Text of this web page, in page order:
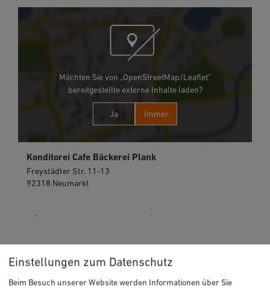
Möchten Sie von „OpenStreetMap/Leaflet“
bereitgestellte externe Inhalte laden?
Ja Immer
Konditorei Cafe Bäckerei Plank
Freystädter Str. 11-13
92318 Neumarkt
Einstellungen zum Datenschutz
Beim Besuch unserer Website werden Informationen über Sie